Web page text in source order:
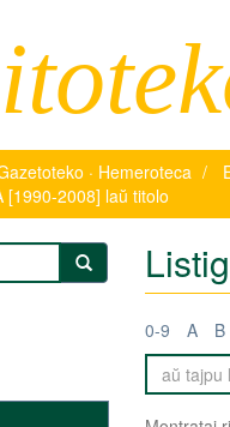
· Hemeroteca
[1990-2008] laŭ titolo
0-9 A B